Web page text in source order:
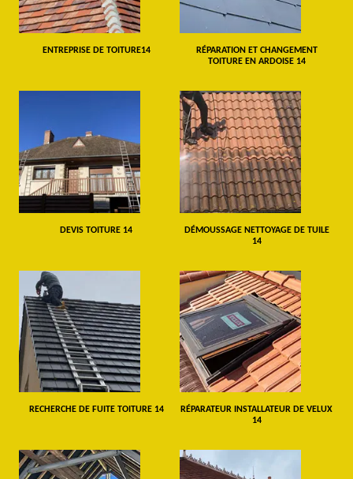
ENTREPRISE DE TOITURE14
RÉPARATION ET CHANGEMENT
TOITURE EN ARDOISE 14
DEVIS TOITURE 14
DÉMOUSSAGE NETTOYAGE DE TUILE
14
RECHERCHE DE FUITE TOITURE 14
RÉPARATEUR INSTALLATEUR DE VELUX
14